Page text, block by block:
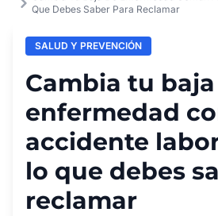
Que Debes Saber Para Reclamar
SALUD Y PREVENCIÓN
Cambia tu
enfermedad
accidente
lo que debes
reclamar